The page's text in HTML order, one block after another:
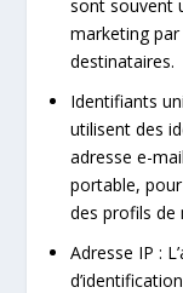
sont souvent
marketing par
destinataires.
Identifiants
utilisent des
adresse e-
portable,
des profils de
Adresse IP :